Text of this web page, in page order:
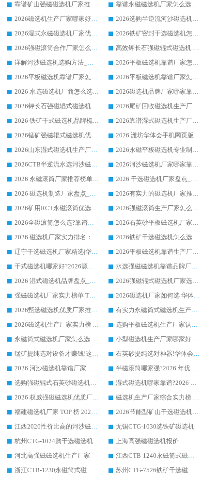
靠谱矿山强磁磁选机厂家推荐 2026客户真实使用心得分享
靠谱永磁磁选机厂家怎么选?福建客户真实体验分享华体会手机网页版-华体会(中国) 品牌
2026磁选机生产厂家哪家好?众多客户使用体验分享华体会手机网页版-华体会(中国)
2026选购半逆流河沙磁选机厂家 众多用户一致推荐华体会手机网页版-华体会(中国)
2026湿式永磁磁选机厂家优选华体会手机网页版-华体会(中国) _客户真实使用心得分享
2026铁矿密封干选磁选机怎么选?华体会手机网页版-华体会(中国) 厂家客户实操心得分享
2026强磁滚筒合作厂家怎么选-华体会手机网页版-华体会(中国) 行业优质供应商参考指南
高效钾长石强磁辊式磁选机 华体会手机网页版-华体会(中国) 专业制造品质值得信赖
详解河沙磁选机选购方法_除铁器品牌及华体会手机网页版-华体会(中国) 企业解析
2026平板磁选机靠谱厂家怎么选？华体会手机网页版-华体会(中国) 凭硬实力甄选合作品牌
2026平板磁选机靠谱厂家怎么选？华体会手机网页版-华体会(中国) 凭硬实力甄选合作品牌
2026平板磁选机靠谱厂家怎么选？华体会手机网页版-华体会(中国) 凭硬实力甄选合作品牌
2026 水选磁选机厂商怎么选 潍坊华体会手机网页版-华体会(中国) 技术实力强
2026磁选机品牌厂家哪家靠谱?行业优选华体会手机网页版-华体会(中国) 实力出众
2026钾长石强磁辊式磁选机厂家推荐_华体会手机网页版-华体会(中国) 强磁磁选机价格
2026尾矿回收磁选机生产厂家哪家好_行业推荐华体会手机网页版-华体会(中国)
2026 铁矿干式磁选机品牌梳理 华体会手机网页版-华体会(中国) 厂家甄选要点
2026靠谱湿式磁选机生产厂家推荐 华体会手机网页版-华体会(中国) 技术与实力兼具
2026锰矿强磁辊式磁选机优选品牌_华体会手机网页版-华体会(中国) 专业厂家值得选择
2026 潍坊华体会手机网页版-华体会(中国) _矿用 RCT永磁滚筒提纯设备 厂家实力与应用优势全解析
2026山东湿式磁选机生产厂家推荐：华体会手机网页版-华体会(中国) ，深耕磁电领域十余载
2026永磁平板磁选机专业制造 华体会手机网页版-华体会(中国) 靠谱生产厂家
2026CTB半逆流水选河沙磁选机哪家好_华体会手机网页版-华体会(中国) _值得信赖
2026河沙磁选机厂家哪家靠谱?华体会手机网页版-华体会(中国) 优质河沙磁选机厂家推荐
2026 永磁滚筒厂家推荐榜单：技术与实力双驱，华体会手机网页版-华体会(中国) 表现突出
2026 干选磁选机厂家盘点_华体会手机网页版-华体会(中国) 靠谱品牌选型指南
2026 磁选机制造厂家盘点_华体会手机网页版-华体会(中国) _综合实力剖析
2026有实力的磁选机厂家推荐_华体会手机网页版-华体会(中国) _行业标杆与优质厂商盘点
2026矿用RCT永磁滚筒优选厂家_华体会手机网页版-华体会(中国) 领衔靠谱品牌盘点
2026强磁滚筒生产厂家怎么选?行业口碑推荐华体会手机网页版-华体会(中国)
2026全磁滚筒怎么选?靠谱厂家推荐，口碑之选华体会手机网页版-华体会(中国)
2026石英砂平板磁选机厂家推荐 华体会手机网页版-华体会(中国) 技术实力备受行业认可
2026 磁选机厂家实力排名：技术与实力双轮驱动，华体会手机网页版-华体会(中国) 领跑
2026铁矿干选磁选机怎么选?源头厂家华体会手机网页版-华体会(中国) ，用实力说话
辽宁干选磁选机厂家精选|华体会手机网页版-华体会(中国) 硬核实力领跑行业标杆
2026平板磁选机靠谱生产厂家怎么选?行业标杆华体会手机网页版-华体会(中国) ，凭硬实力脱颖而出
干式磁选机哪家好?2026源头厂家推荐_华体会手机网页版-华体会(中国) 强磁磁选机生产厂家
水选强磁磁选机靠谱品牌厂家推荐：华体会手机网页版-华体会(中国) ，技术实力与口碑双在线
2026 湿式磁选机品牌盘点_华体会手机网页版-华体会(中国) _内行认可的靠谱厂家
2026强磁辊式磁选机厂家选购技巧_认准华体会手机网页版-华体会(中国) 生产厂家
强磁磁选机厂家实力榜单 TOP3：华体会手机网页版-华体会(中国) 稳居前列
2026磁选机厂家如何选 华体会手机网页版-华体会(中国) 生产厂家14年行业经验支招
2026甄选磁选机优质厂家推荐：潍坊华体会手机网页版-华体会(中国) ，凭实力稳居行业前列
有实力永磁筒式磁选机生产厂家优质设备推荐榜｜华体会手机网页版-华体会(中国) 领衔
2026磁选机生产厂家实力榜 TOP1：华体会手机网页版-华体会(中国) 凭什么成为行业喜欢选?
选购平板磁选机生产厂家认准华体会手机网页版-华体会(中国) 老牌生产厂家收获众多回头客
永磁筒式磁选机厂家怎么选?14 年老厂华体会手机网页版-华体会(中国) 凭实力出圈，这 5 大优势太圈粉
小型磁选机生产厂家哪家好?2026 年实测推荐，华体会手机网页版-华体会(中国) 十年口碑厂值得闭眼入
锰矿提纯选对设备才赚钱!这家临朐厂家的强磁辊磁选机凭啥成行业标杆?
石英砂提纯选对神器!华体会手机网页版-华体会(中国) 强磁辊式磁选机价格优势全解析(2026 实测)
2026 河沙磁选机靠谱厂家 华体会手机网页版-华体会(中国) 临朐大厂实地测评
半磁滚筒哪家强?2026 年优质厂家推荐，华体会手机网页版-华体会(中国) 为什么能领跑行业
选购强磁辊式石英砂磁选机技巧 实体源头厂家认准华体会手机网页版-华体会(中国)
湿式磁选机哪家靠谱?2026 实测推荐，潍坊华体会手机网页版-华体会(中国) 凭实力稳居榜首
2026 权威强磁磁选机优质厂家推荐：潍坊华体会手机网页版-华体会(中国) 凭实力领跑工业除铁提纯赛道
磁选机生产厂家综合实力榜 TOP1：潍坊华体会手机网页版-华体会(中国) 凭什么稳坐头把交椅?
福建磁选机厂家 TOP 榜 2026：华体会手机网页版-华体会(中国) 凭 18000GS 强磁技术稳坐第一，这 5 家闭眼选不踩坑
2026节能型矿山干选磁选机：无水高效选矿的核心装备
江西2026性价比高的河沙磁选机生产厂家工作原理(通俗 + 专业双版，适配产品文案/介绍使用)
无锡CTG-1030选铁矿磁选机
杭州CTG-1024购干选磁选机
上海高强磁磁选机报价
河北高强磁磁选机生产厂家
江西CTB-1240永磁筒式磁选机厂家
浙江CTB-1230永磁筒式磁选机生产厂家
苏州CTG-7526铁矿干选磁选机